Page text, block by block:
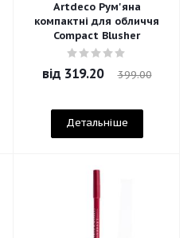
Artdeco Рум'яна
компактні для обличчя
Compact Blusher
від 319.20 399.00
Детальніше